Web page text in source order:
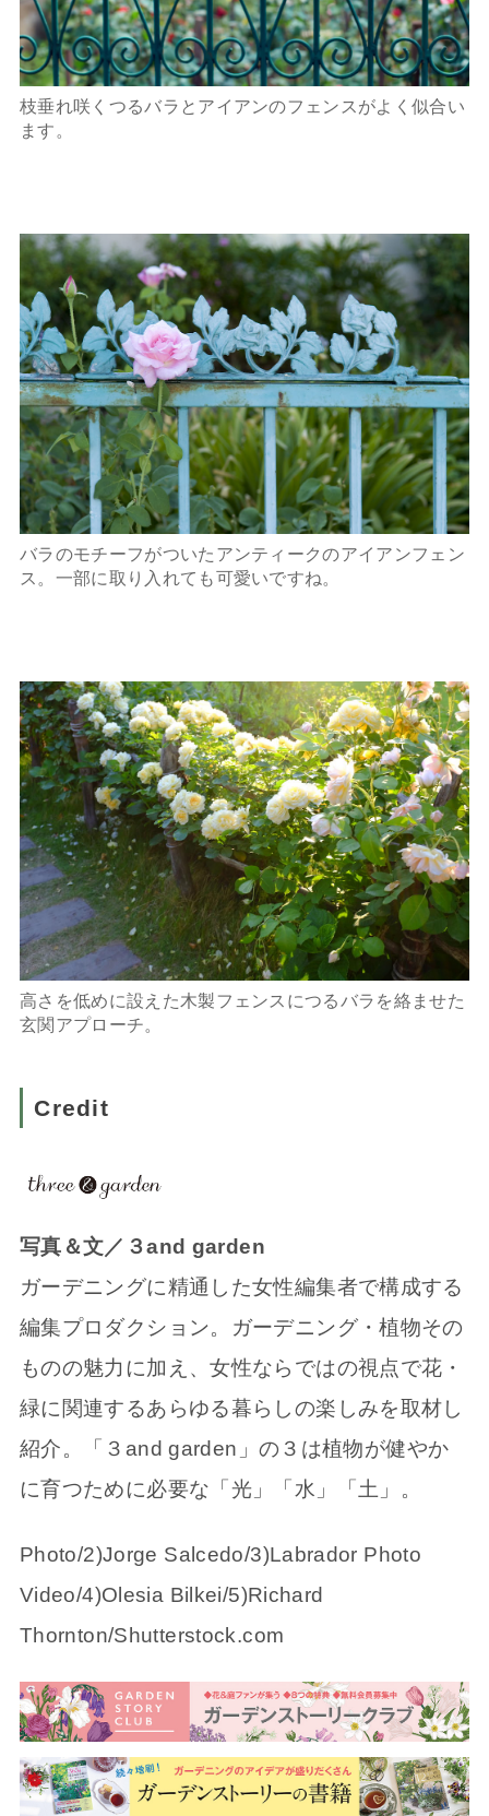
枝垂れ咲くつるバラとアイアンのフェンスがよく似合い
ます。
バラのモチーフがついたアンティークのアイアンフェン
ス。一部に取り入れても可愛いですね。
高さを低めに設えた木製フェンスにつるバラを絡ませた
玄関アプローチ。
Credit
写真＆文／３and garden
ガーデニングに精通した女性編集者で構成する
編集プロダクション。ガーデニング・植物その
ものの魅力に加え、女性ならではの視点で花・
緑に関連するあらゆる暮らしの楽しみを取材し
紹介。「３and garden」の３は植物が健やか
に育つために必要な「光」「水」「土」。
Photo/2)Jorge Salcedo/3)Labrador Photo
Video/4)Olesia Bilkei/5)Richard
Thornton/Shutterstock.com